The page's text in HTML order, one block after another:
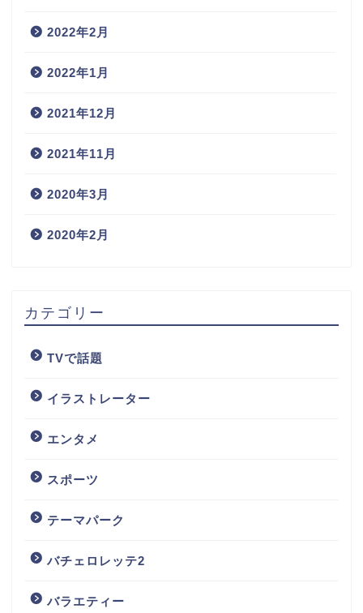
2022年2月
2022年1月
2021年12月
2021年11月
2020年3月
2020年2月
カテゴリー
TVで話題
イラストレーター
エンタメ
スポーツ
テーマパーク
バチェロレッテ2
バラエティー